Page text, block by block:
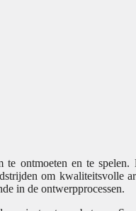
ontmoeten en te spelen.
om kwaliteitsvolle
in de ontwerpprocessen.